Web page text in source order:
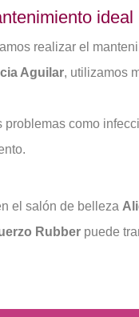
ideal
realizar el
Aguilar, utilizamos
problemas como
el salón de belleza
Rubberpuede